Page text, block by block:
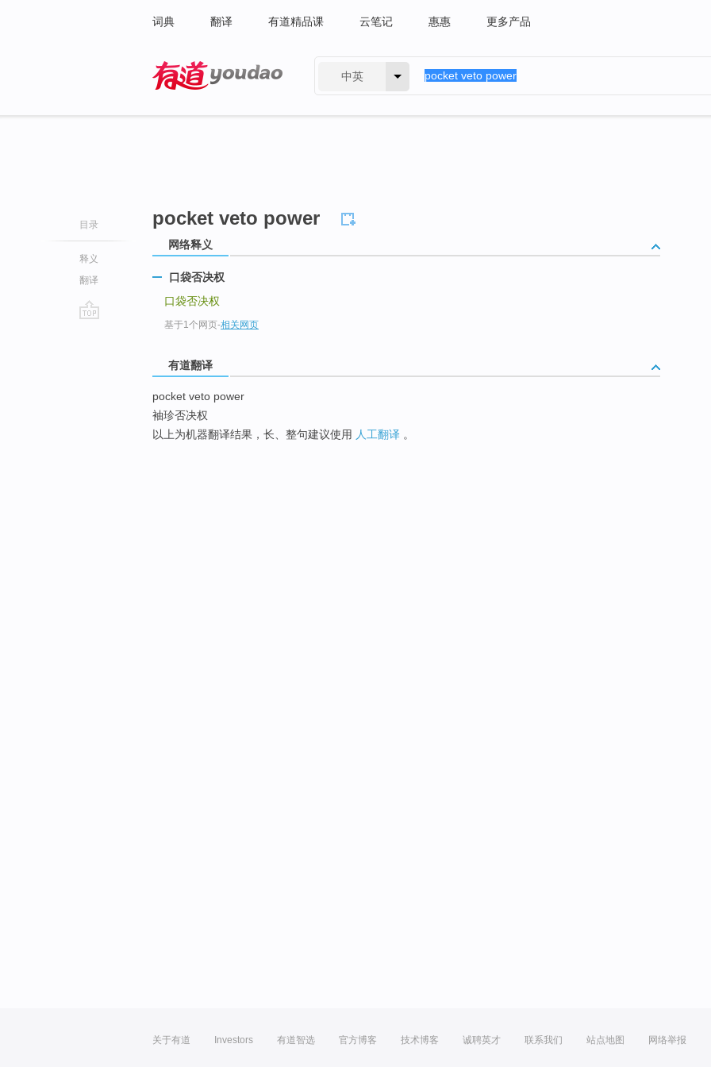
词典 翻译 有道精品课 云笔记 惠惠 更多产品
中英
目录
释义
翻译
pocket veto power
网络释义
口袋否决权
口袋否决权
基于1个网页-相关网页
有道翻译
pocket veto power
袖珍否决权
以上为机器翻译结果，长、整句建议使用 人工翻译 。
关于有道 Investors 有道智选 官方博客 技术博客 诚聘英才 联系我们 站点地图 网络举报